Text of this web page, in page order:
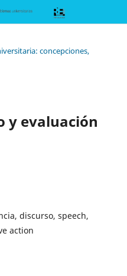
concepciones,
y evaluación
discurso, speech,
action